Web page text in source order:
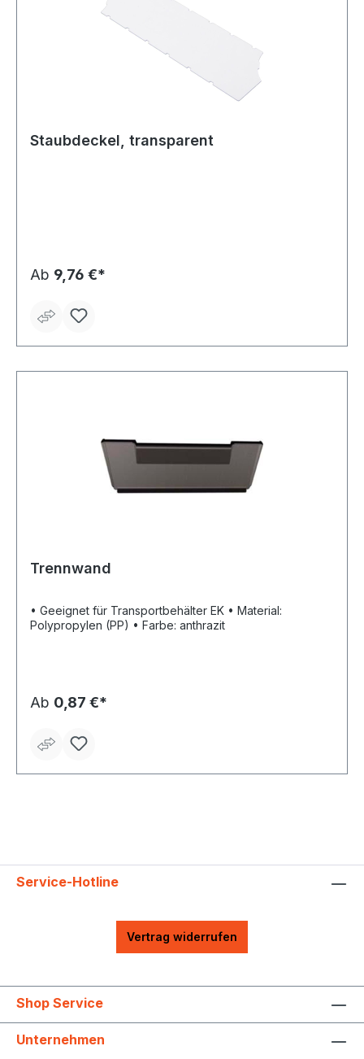
Staubdeckel, transparent
Ab 9,76 €*
Trennwand
• Geeignet für Transportbehälter EK • Material:
Polypropylen (PP) • Farbe: anthrazit
Ab 0,87 €*
Service-Hotline
Vertrag widerrufen
Shop Service
Unternehmen